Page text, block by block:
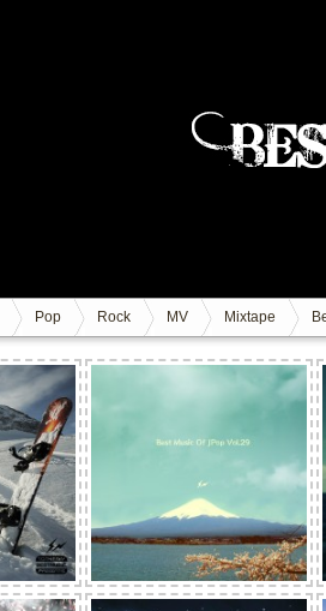
Pop Rock MV Mixtape